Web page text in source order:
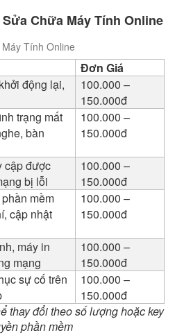
Chữa Máy Tính Online
Tính Online
Đơn Giá
động lại,
100.000 –
150.000đ
trạng mất
bàn
100.000 –
150.000đ
cập được
bị lỗi
100.000 –
150.000đ
mềm
cập nhật
100.000 –
150.000đ
máy in
mạng
100.000 –
150.000đ
sự cố trên
100.000 –
150.000đ
thay đổi theo số lượng hoặc key
phần mềm